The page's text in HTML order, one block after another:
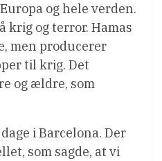
og hele verden.
krig og terror. Hamas
men producerer
til krig. Det
og ældre, som
i Barcelona. Der
som sagde, at vi